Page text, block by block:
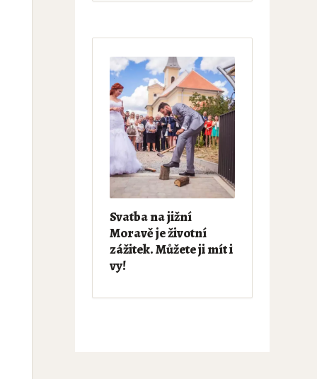
Svatba na jižní
Moravě je životní
zážitek. Můžete ji mít i
vy!